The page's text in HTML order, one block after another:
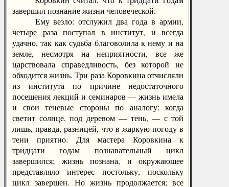
завершил познание жизни человеческой.
Ему везло: отслужил два года в армии,
четыре раза поступал в институт, и всегда
удачно, так как судьба благоволила к нему и на
земле, несмотря на неприятности, все же
царствовала справедливость, без которой не
обходится жизнь. Три раза Коровкина отчисляли
из института по причине недостаточного
посещения лекций и семинаров — жизнь имела
и свои теневые стороны по аналогу: когда
светит солнце, под деревом — тень, — с той
лишь, правда, разницей, что в жаркую погоду в
тени приятно. Для мастера Коровкина к
тридцати годам познавательный цикл
завершился; жизнь познана, и окружающее
представляло интерес постольку, поскольку
цикл завершен. Но жизнь продолжается; все